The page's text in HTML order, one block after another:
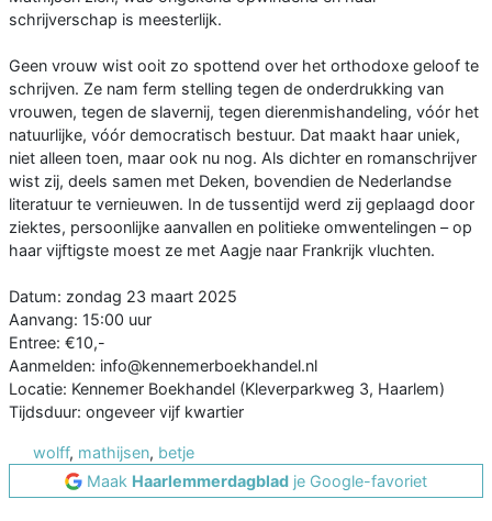
schrijverschap is meesterlijk.
Geen vrouw wist ooit zo spottend over het orthodoxe geloof te
schrijven. Ze nam ferm stelling tegen de onderdrukking van
vrouwen, tegen de slavernij, tegen dierenmishandeling, vóór het
natuurlijke, vóór democratisch bestuur. Dat maakt haar uniek,
niet alleen toen, maar ook nu nog. Als dichter en romanschrijver
wist zij, deels samen met Deken, bovendien de Nederlandse
literatuur te vernieuwen. In de tussentijd werd zij geplaagd door
ziektes, persoonlijke aanvallen en politieke omwentelingen – op
haar vijftigste moest ze met Aagje naar Frankrijk vluchten.
Datum: zondag 23 maart 2025
Aanvang: 15:00 uur
Entree: €10,-
Aanmelden: info@kennemerboekhandel.nl
Locatie: Kennemer Boekhandel (Kleverparkweg 3, Haarlem)
Tijdsduur: ongeveer vijf kwartier
wolff, mathijsen, betje
Maak Haarlemmerdagblad je Google-favoriet